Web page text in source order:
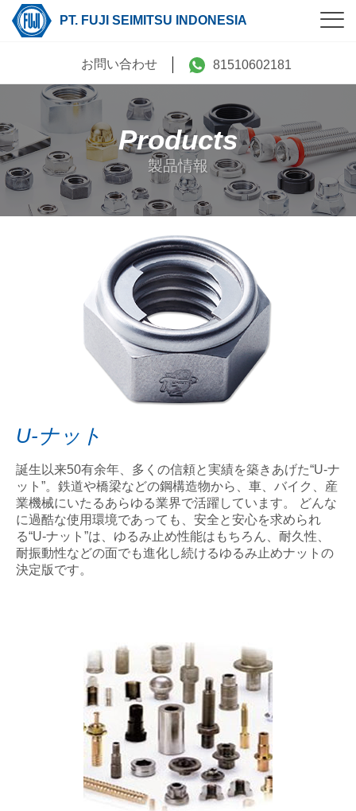
お問い合わせ 81510602181
Products
製品情報
U-ナット
誕生以来50有余年、多くの信頼と実績を築きあげた“U-ナ
ット”。鉄道や橋梁などの鋼構造物から、車、バイク、産
業機械にいたるあらゆる業界で活躍しています。 どんな
に過酷な使用環境であっても、安全と安心を求められ
る“U-ナット”は、ゆるみ止め性能はもちろん、耐久性、
耐振動性などの面でも進化し続けるゆるみ止めナットの
決定版です。
PT. FUJI SEIMITSU INDONESIA